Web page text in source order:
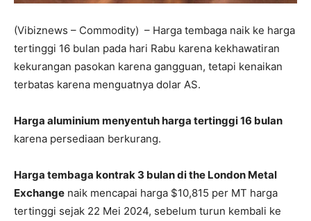
(Vibiznews – Commodity) – Harga tembaga naik ke harga
tertinggi 16 bulan pada hari Rabu karena kekhawatiran
kekurangan pasokan karena gangguan, tetapi kenaikan
terbatas karena menguatnya dolar AS.
Harga aluminium menyentuh harga tertinggi 16 bulan
karena persediaan berkurang.
Harga tembaga kontrak 3 bulan di the London Metal
Exchange naik mencapai harga $10,815 per MT harga
tertinggi sejak 22 Mei 2024, sebelum turun kembali ke